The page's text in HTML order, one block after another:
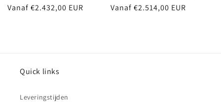
Normale
Vanaf €2.432,00 EUR
Normale
Vanaf €2.514,00 EUR
Quick links
Leveringstijden